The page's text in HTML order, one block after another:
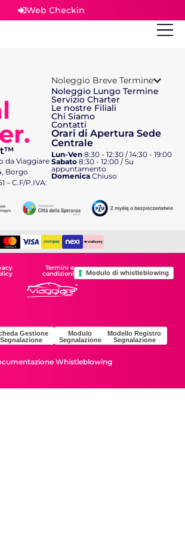
Web Checkin
da Viaggiare
Borgo
– C.F/P.IVA:
Noleggio Breve Termine
Noleggio Lungo Termine
Servizio Charter
Le nostre Filiali
Chi Siamo
Contatti
Orari di Apertura Sede
Centrale
Lun-Ven 8:30 - 12:30 / 14:30 - 19:00
Sabato 8:30 - 12:00 / Su
appuntamento
Domenica Chiuso
Termini e
condizioni Modulo di whistleblowing
Whistleblowing
Gestione
Segnalazione
Modulo
Segnalazione
Modello Registro
Segnalazione